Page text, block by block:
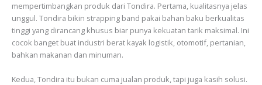
mempertimbangkan produk dari Tondira. Pertama, kualitasnya jelas
unggul. Tondira bikin strapping band pakai bahan baku berkualitas
tinggi yang dirancang khusus biar punya kekuatan tarik maksimal. Ini
cocok banget buat industri berat kayak logistik, otomotif, pertanian,
bahkan makanan dan minuman.
Kedua, Tondira itu bukan cuma jualan produk, tapi juga kasih solusi.